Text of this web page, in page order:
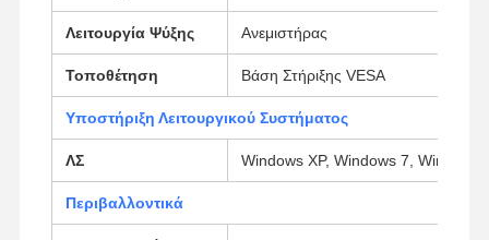
Λειτουργία Ψύξης Ανεμιστήρας
Τοποθέτηση Βάση Στήριξης VESA
Υποστήριξη Λειτουργικού Συστήματος
ΛΣ Windows XP, Windows 7, Windows
Περιβαλλοντικά